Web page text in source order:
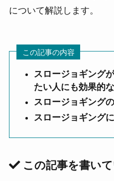
について解説します。
この記事の内容
スロージョギング
たい人にも効果的
スロージョギング
スロージョギング
この記事を書い